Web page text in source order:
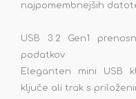
najpomembnejših
USB 3.2 Gen1
podatkov
Eleganten mini USB
ključe ali trak s